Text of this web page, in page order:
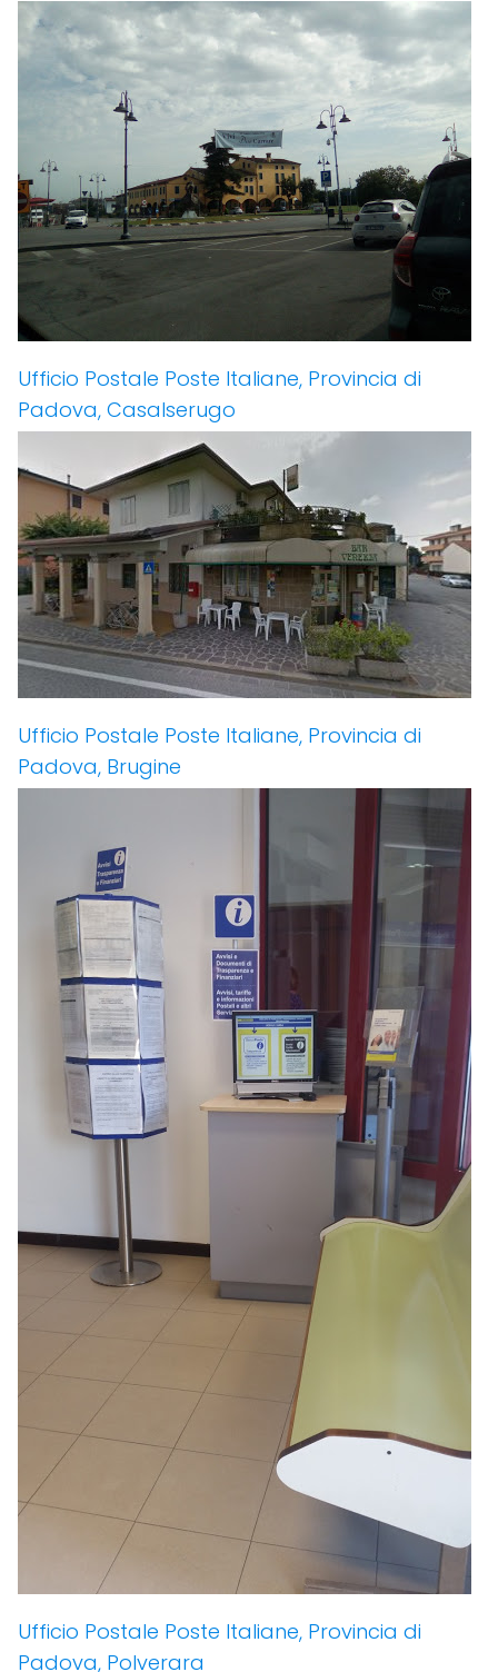
Ufficio Postale Poste Italiane, Provincia di
Padova, Casalserugo
Ufficio Postale Poste Italiane, Provincia di
Padova, Brugine
Ufficio Postale Poste Italiane, Provincia di
Padova, Polverara